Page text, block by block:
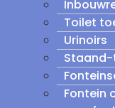
Toilet
Urinoirs
Fontein